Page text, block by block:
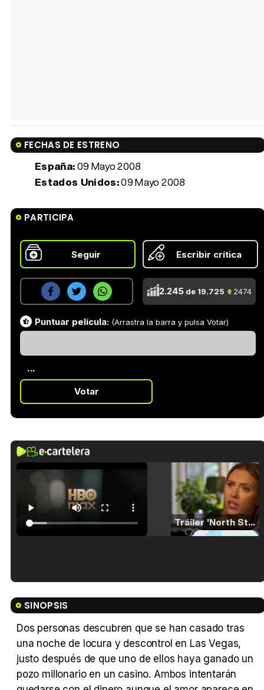
FECHAS DE ESTRENO
España:09 Mayo 2008
Estados Unidos:09 Mayo 2008
PARTICIPA
Seguir Escribir crítica
2.245de 19.725 2474
Puntuar película: (Arrastra la barra y pulsa Votar)
...
Votar
Tráiler 'North Star' (2023)
Tráiler 'Vida perra' (2026)
SINOPSIS
Dos personas descubren que se han casado tras
una noche de locura y descontrol en Las Vegas,
justo después de que uno de ellos haya ganado un
pozo millonario en un casino. Ambos intentarán